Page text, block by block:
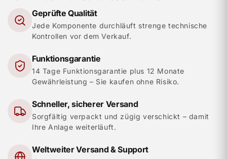
Geprüfte Qualität
Jede Komponente durchläuft strenge technische
Kontrollen vor dem Verkauf.
Funktionsgarantie
14 Tage Funktionsgarantie plus 12 Monate
Gewährleistung – Sie kaufen ohne Risiko.
Schneller, sicherer Versand
Sorgfältig verpackt und zügig verschickt – damit
Ihre Anlage weiterläuft.
Weltweiter Versand & Support